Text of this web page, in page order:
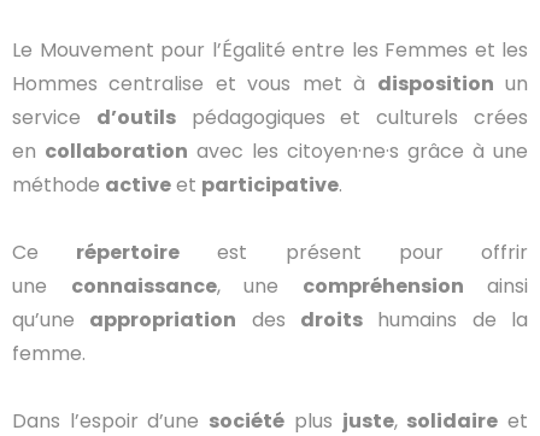
Le Mouvement pour l’Égalité entre les Femmes et les
Hommes centralise et vous met à disposition un
service d’outilspédagogiques et culturels crées
en collaboration avec les citoyen·ne·s grâce à une
méthode activeet participative.
Ce répertoire est présent pour offrir
une connaissance, une compréhension ainsi
qu’une appropriation des droits humains de la
femme.
Dans l’espoir d’une société plus juste, solidaire et